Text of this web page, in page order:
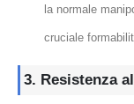
la normale
cruciale
3. Resistenza